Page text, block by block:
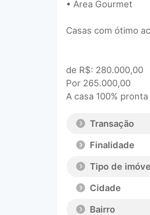
• Área Gourmet
Casas com ótimo
de R$: 280.000,00
Por 265.000,00
A casa 100% pronta
Transação
Finalidade
Tipo de
Cidade
Bairro